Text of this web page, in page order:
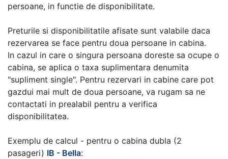
persoane, in functie de disponibilitate.
Preturile si disponibilitatile afisate sunt valabile daca
rezervarea se face pentru doua persoane in cabina.
In cazul in care o singura persoana doreste sa ocupe o
cabina, se aplica o taxa suplimentara denumita
"supliment single". Pentru rezervari in cabine care pot
gazdui mai mult de doua persoane, va rugam sa ne
contactati in prealabil pentru a verifica
disponibilitatea.
Exemplu de calcul - pentru o cabina dubla (2
pasageri) IB - Bella: